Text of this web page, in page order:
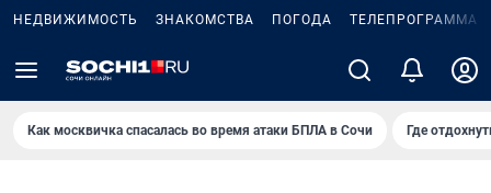
НЕДВИЖИМОСТЬ ЗНАКОМСТВА ПОГОДА ТЕЛЕПРОГРАММА
Как москвичка спасалась во время атаки БПЛА в Сочи Где